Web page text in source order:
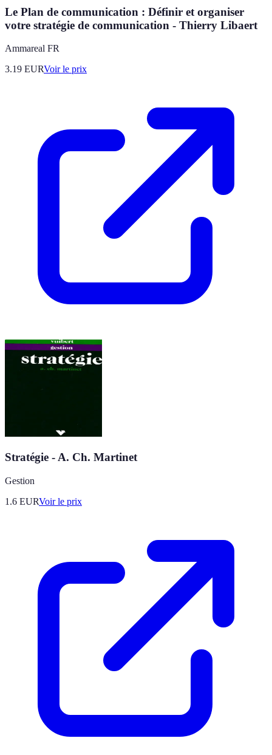
Le Plan de communication : Définir et organiser
votre stratégie de communication - Thierry Libaert
Ammareal FR
3.19 EURVoir le prix
Stratégie - A. Ch. Martinet
Gestion
1.6 EURVoir le prix